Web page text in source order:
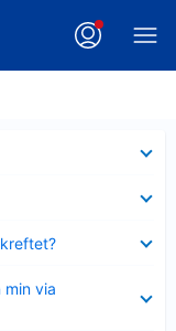
min via